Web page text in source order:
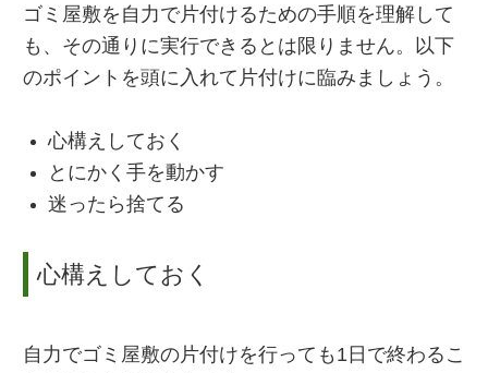
ゴミ屋敷を自力で片付けるための手順を理解して
も、その通りに実行できるとは限りません。以下
のポイントを頭に入れて片付けに臨みましょう。
心構えしておく
とにかく手を動かす
迷ったら捨てる
心構えしておく
自力でゴミ屋敷の片付けを行っても1日で終わるこ